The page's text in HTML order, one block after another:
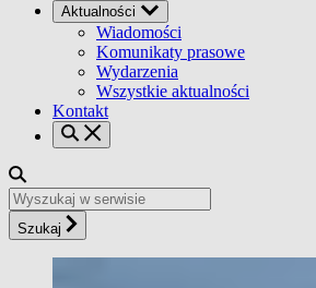
Aktualności
Wiadomości
Komunikaty prasowe
Wydarzenia
Wszystkie aktualności
Kontakt
Szukaj